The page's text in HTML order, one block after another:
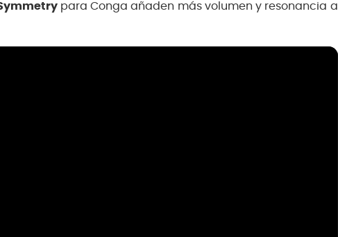
Symmetrypara Conga añaden más volumen y resonancia a